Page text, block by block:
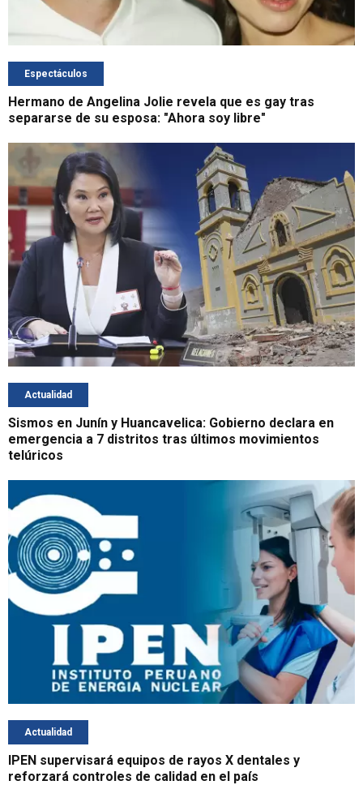
Espectáculos
Hermano de Angelina Jolie revela que es gay tras
separarse de su esposa: "Ahora soy libre"
Actualidad
Sismos en Junín y Huancavelica: Gobierno declara en
emergencia a 7 distritos tras últimos movimientos
telúricos
Actualidad
IPEN supervisará equipos de rayos X dentales y
reforzará controles de calidad en el país